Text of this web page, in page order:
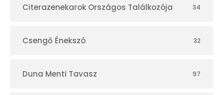
r
Citerazenekarok Országos Találkozója 34
Csengő Énekszó 32
Duna Menti Tavasz 97